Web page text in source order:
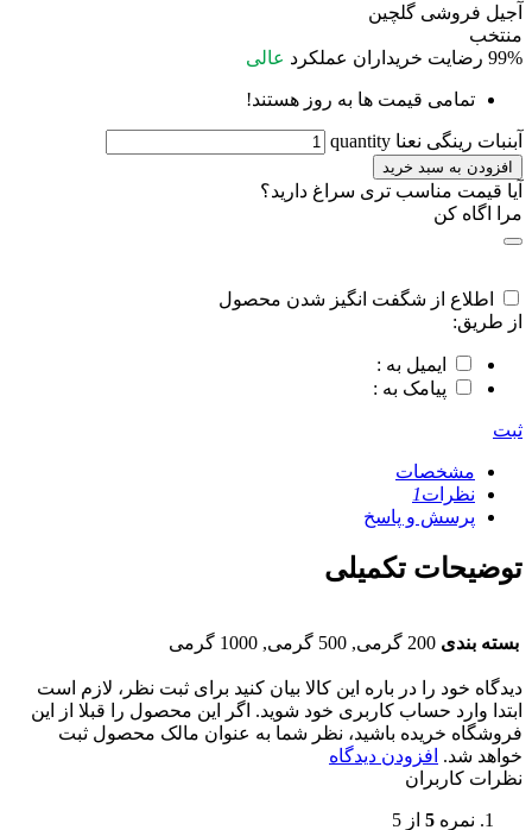
آجیل فروشی گلچین
منتخب
99% رضایت خریداران عملکرد عالی
تمامی قیمت ها به روز هستند!
آبنبات رینگی نعنا quantity
افزودن به سبد خرید
آیا قیمت مناسب تری سراغ دارید؟
مرا اگاه کن
اطلاع از شگفت انگیز شدن محصول
از طریق:
ایمیل به :
پیامک به :
ثبت
مشخصات
نظرات1
پرسش و پاسخ
توضیحات تکمیلی
بسته بندی 200 گرمی, 500 گرمی, 1000 گرمی
دیدگاه خود را در باره این کالا بیان کنید برای ثبت نظر، لازم است
ابتدا وارد حساب کاربری خود شوید. اگر این محصول را قبلا از این
فروشگاه خریده باشید، نظر شما به عنوان مالک محصول ثبت
خواهد شد. افزودن دیدگاه
نظرات کاربران
نمره 5 از 5